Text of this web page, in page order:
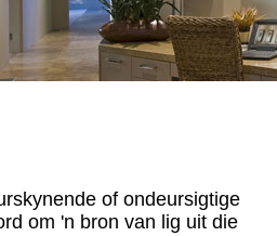
of ondeursigtige
om 'n bron van lig uit die